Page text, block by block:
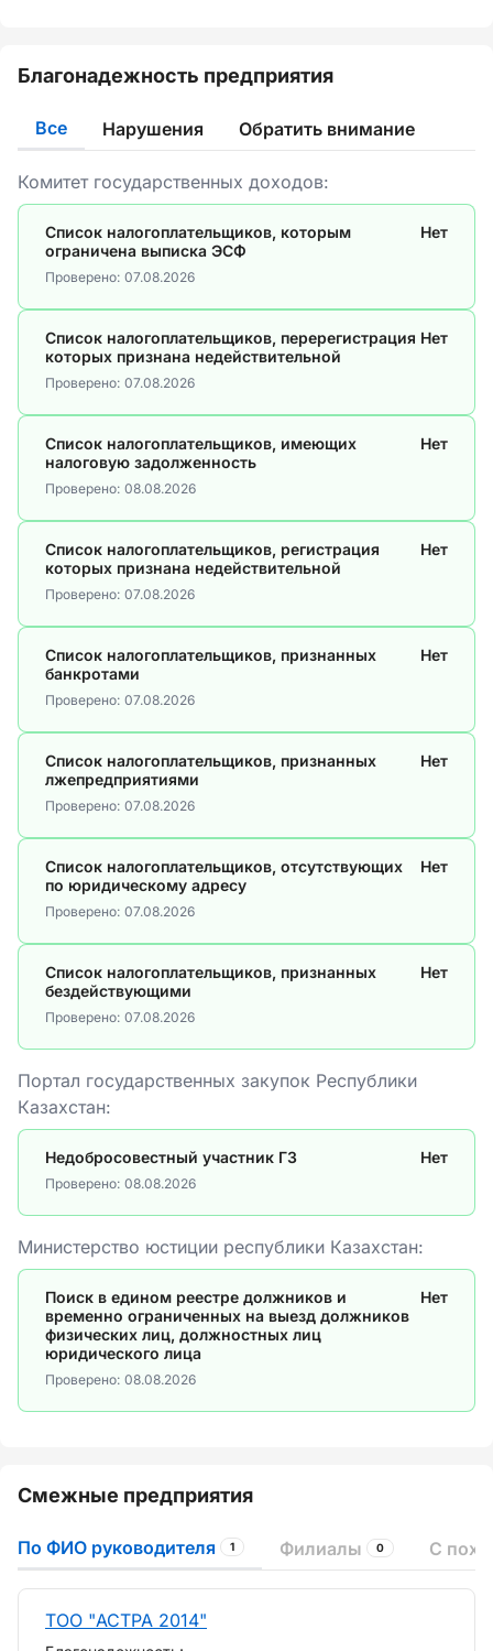
Благонадежность предприятия
Все Нарушения Обратить внимание
Комитет государственных доходов:
Список налогоплательщиков, которым
ограничена выписка ЭСФ
Нет
Проверено: 07.08.2026
Список налогоплательщиков, перерегистрация
которых признана недействительной
Нет
Проверено: 07.08.2026
Список налогоплательщиков, имеющих
налоговую задолженность
Нет
Проверено: 08.08.2026
Список налогоплательщиков, регистрация
которых признана недействительной
Нет
Проверено: 07.08.2026
Список налогоплательщиков, признанных
банкротами
Нет
Проверено: 07.08.2026
Список налогоплательщиков, признанных
лжепредприятиями
Нет
Проверено: 07.08.2026
Список налогоплательщиков, отсутствующих
по юридическому адресу
Нет
Проверено: 07.08.2026
Список налогоплательщиков, признанных
бездействующими
Нет
Проверено: 07.08.2026
Портал государственных закупок Республики
Казахстан:
Недобросовестный участник ГЗ Нет
Проверено: 08.08.2026
Министерство юстиции республики Казахстан:
Поиск в едином реестре должников и
временно ограниченных на выезд должников
физических лиц, должностных лиц
юридического лица
Нет
Проверено: 08.08.2026
Смежные предприятия
По ФИО руководителя 1 Филиалы 0 С
ТОО "АСТРА 2014"